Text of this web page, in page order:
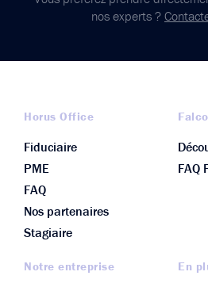
nos experts ?
Horus Office
Fiduciaire
PME
FAQ
Nos partenaires
Stagiaire
Falco
FAQ
Notre entreprise En